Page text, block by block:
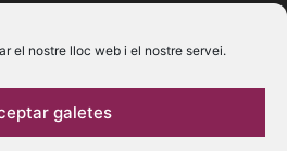
el nostre lloc web i el nostre servei.
galetes
nos